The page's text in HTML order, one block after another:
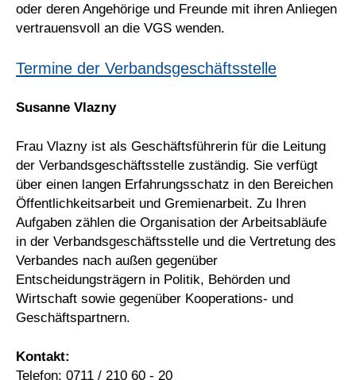
oder deren Angehörige und Freunde mit ihren Anliegen
vertrauensvoll an die VGS wenden.
Termine der Verbandsgeschäftsstelle
Susanne Vlazny
Frau Vlazny ist als Geschäftsführerin für die Leitung
der Verbandsgeschäftsstelle zuständig. Sie verfügt
über einen langen Erfahrungsschatz in den Bereichen
Öffentlichkeitsarbeit und Gremienarbeit. Zu Ihren
Aufgaben zählen die Organisation der Arbeitsabläufe
in der Verbandsgeschäftsstelle und die Vertretung des
Verbandes nach außen gegenüber
Entscheidungsträgern in Politik, Behörden und
Wirtschaft sowie gegenüber Kooperations- und
Geschäftspartnern.
Kontakt:
Telefon: 0711 / 210 60 - 20